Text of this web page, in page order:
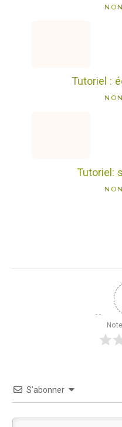
Tutoriel :
Tutoriel:
S’abonner